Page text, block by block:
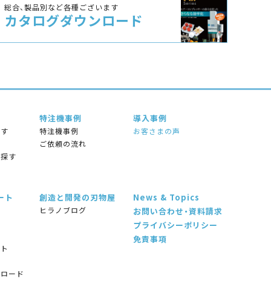
総合、製品別など各種ございます
カタログダウンロード
す
特注機事例
特注機事例
ご依頼の流れ
導⼊事例
お客さまの声
ト
ード
創造と開発の刃物屋
ヒラノブログ
News & Topics
お問い合わせ・資料請求
プライバシーポリシー
免責事項